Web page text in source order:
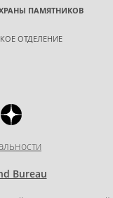
ПАМЯТНИКОВ
ОТДЕЛЕНИЕ
Bureau